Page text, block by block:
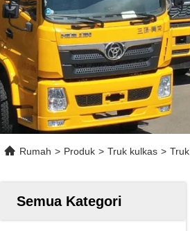
Rumah > Produk > Truk kulkas >
Semua Kategori